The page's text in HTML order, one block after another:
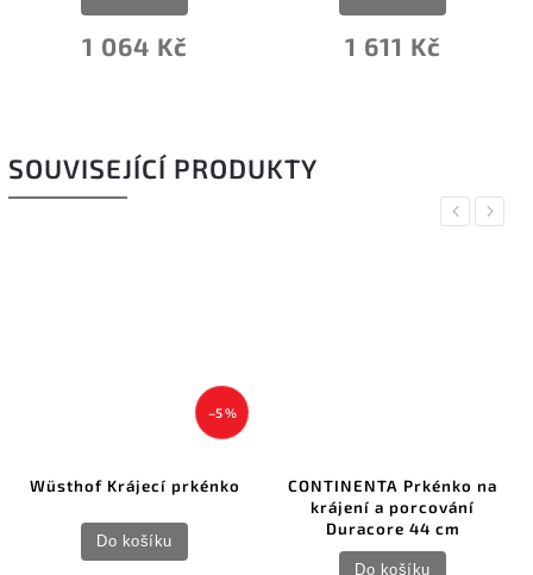
SOUVISEJÍCÍ PRODUKTY
Previous
Krájecí prkénko
CONTINENTA Prkénko na
krájení a porcování
Duracore 44 cm
krájení
Next